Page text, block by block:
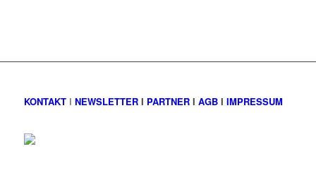
KONTAKTI NEWSLETTERI PARTNERI AGBI IMPRESSUM